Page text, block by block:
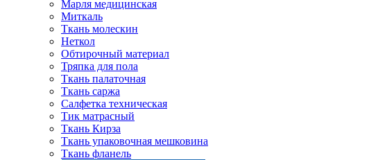
Марля медицинская
Миткаль
Ткань молескин
Неткол
Обтирочный материал
Тряпка для пола
Ткань палаточная
Ткань саржа
Салфетка техническая
Тик матрасный
Ткань Кирза
Ткань упаковочная мешковина
Ткань фланель